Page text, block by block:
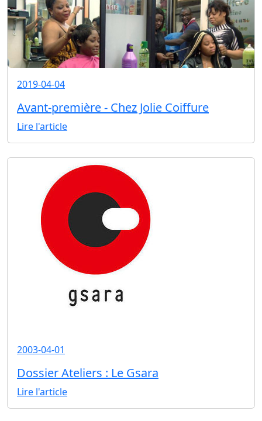
2019-04-04
Avant-première - Chez Jolie Coiffure
Lire l'article
2003-04-01
Dossier Ateliers : Le Gsara
Lire l'article